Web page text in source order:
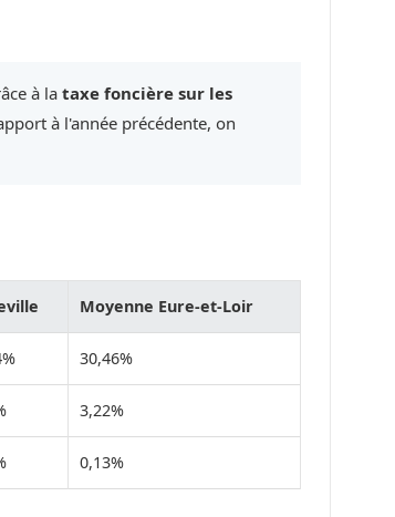
à la taxe foncière sur les
à l'année précédente, on
Moyenne Eure-et-Loir
30,46%
3,22%
0,13%